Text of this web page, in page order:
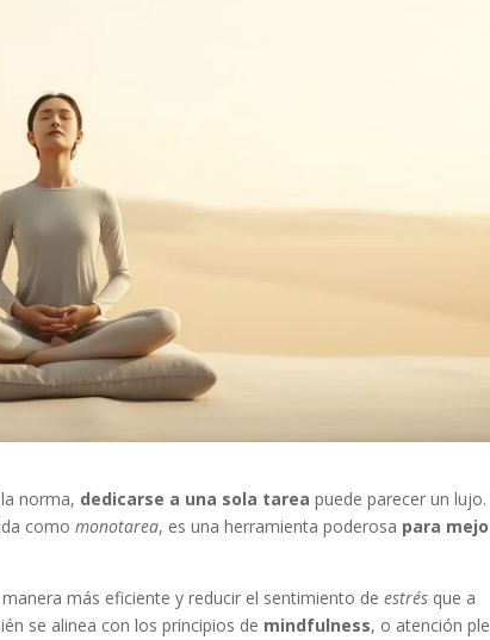
norma, dedicarse a una sola tarea puede parecer un lujo.
comomonotarea, es una herramienta poderosa para
más eficiente y reducir el sentimiento deestrés que a
se alinea con los principios de mindfulness, o atención